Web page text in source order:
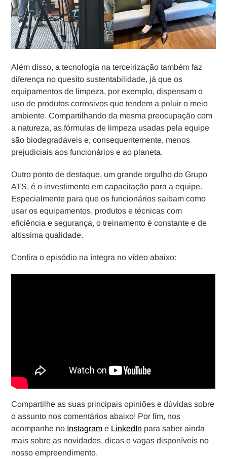
Além disso, a tecnologia na terceirização também faz
diferença no quesito sustentabilidade, já que os
equipamentos de limpeza, por exemplo, dispensam o
uso de produtos corrosivos que tendem a poluir o meio
ambiente. Compartilhando da mesma preocupação com
a natureza, as fórmulas de limpeza usadas pela equipe
são biodegradáveis e, consequentemente, menos
prejudiciais aos funcionários e ao planeta.
Outro ponto de destaque, um grande orgulho do Grupo
ATS, é o investimento em capacitação para a equipe.
Especialmente para que os funcionários saibam como
usar os equipamentos, produtos e técnicas com
eficiência e segurança, o treinamento é constante e de
altíssima qualidade.
Confira o episódio na íntegra no vídeo abaixo:
Compartilhe as suas principais opiniões e dúvidas sobre
o assunto nos comentários abaixo! Por fim, nos
acompanhe no Instagram e LinkedIn para saber ainda
mais sobre as novidades, dicas e vagas disponíveis no
nosso empreendimento.